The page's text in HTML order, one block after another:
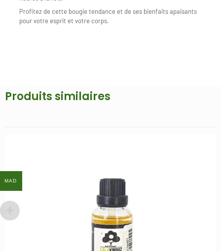
Profitez de cette bougie tendance et de ses bienfaits apaisants
pour votre esprit et votre corps.
Produits similaires
MAD
MAD